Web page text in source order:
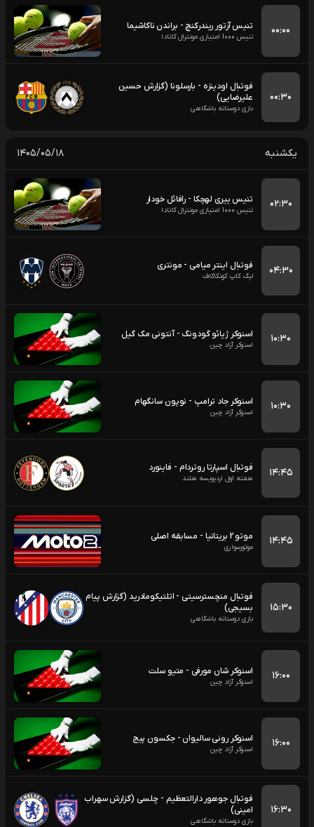
۰۰:۰۰ تنیس آرتور ریندرکنچ - براندن ناکاشیما
تنیس 1000 امتیازی مونترال کانادا
۰۰:۳۰
فوتبال اودینزه - بارسلونا (گزارش حسین
علیرضایی)
بازی دوستانه باشگاهی
یکشنبه ۱۴۰۵/۰۵/۱۸
۰۲:۳۰ تنیس ییری لهچکا - رافائل خودار
تنیس 1000 امتیازی مونترال کانادا
۰۴:۳۰ فوتبال اینتر میامی - مونتری
لیگ کاپ کونکاکاف
۱۰:۳۰ اسنوکر ژیائو گودونگ - آنتونی مک گیل
اسنوکر آزاد چین
۱۰:۳۰ اسنوکر جاد ترامپ - نوپون سانگهام
اسنوکر آزاد چین
۱۴:۴۵ فوتبال اسپارتا روتردام - فاینورد
هفته اول اردیویسه هلند
۱۴:۴۵ موتو 2 بریتانیا - مسابقه اصلی
موتورسواری
۱۵:۳۰
فوتبال منچسترسیتی - اتلتیکومادرید (گزارش پیام
بسیجی)
بازی دوستانه باشگاهی
۱۶:۰۰ اسنوکر شان مورفی - متیو سلت
اسنوکر آزاد چین
۱۶:۰۰ اسنوکر رونی سالیوان - جکسون پیج
اسنوکر آزاد چین
۱۶:۳۰
فوتبال جوهور دارالتعظیم - چلسی (گزارش سهراب
امینی)
بازی دوستانه باشگاهی